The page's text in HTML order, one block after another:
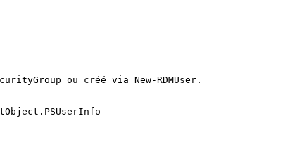
ou créé via New-RDMUser.